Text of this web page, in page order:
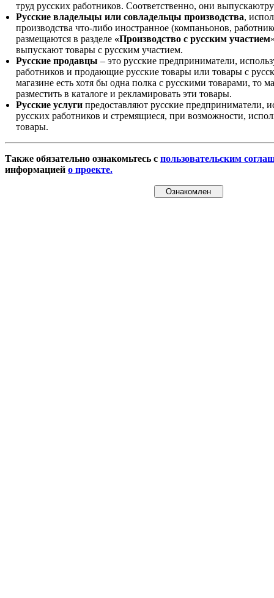
труд русских работников. Соответственно, они
Русские владельцы или совладельцы производства,
производства что-либо иностранное (компаньонов,
размещаются в разделе «Производство с русским участием
выпускают товары с русским участием.
Русские продавцы – это русские предприниматели,
работников и продающие русские товары или товары с
магазине есть хотя бы одна полка с русскими товарами, то
разместить в каталоге и рекламировать эти товары.
Русские услуги предоставляют русские предприниматели,
русских работников и стремящиеся, при возможности,
товары.
Также обязательно ознакомьтесь с пользовательским
информацией о проекте.
Ознакомлен